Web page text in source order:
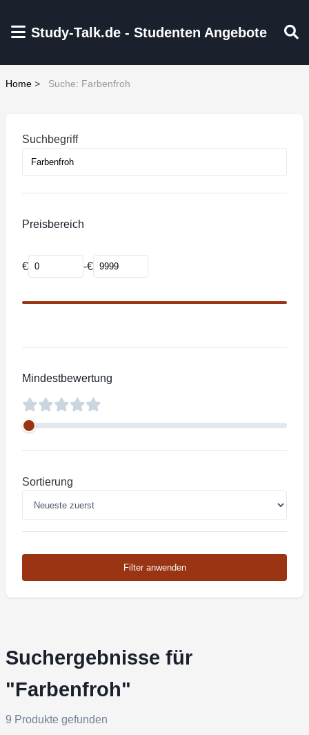
Study-Talk.de - Studenten Angebote
Home > Suche: Farbenfroh
Suchbegriff
Preisbereich
Mindestpreis
€ -
Maximalpreis
€
Mindestbewertung
Sortierung
Filter anwenden
Suchergebnisse für
"Farbenfroh"
9 Produkte gefunden